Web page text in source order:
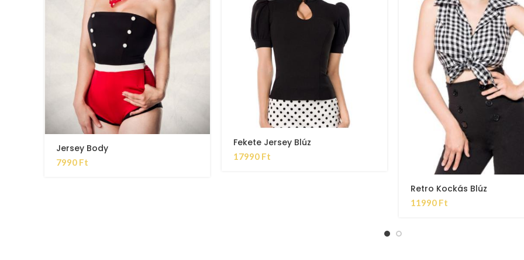
Jersey Body
7990 Ft
Fekete Jersey Blúz
17990 Ft
Retro Kockás Blúz
11990 Ft